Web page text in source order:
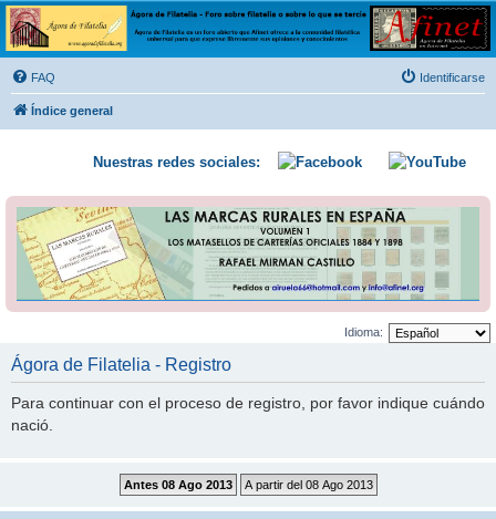
Ágora de Filatelia
Foro sobre filatelia o sobre lo que se tercie. Ágora de Filatelia es un foro abierto que Afinet
ofrece a la comunidad filatélica universal para que exprese libremente sus opiniones y
conocimientos
FAQ Identificarse
Índice general
Nuestras redes sociales:
Idioma:
Ágora de Filatelia - Registro
Para continuar con el proceso de registro, por favor indique cuándo
nació.